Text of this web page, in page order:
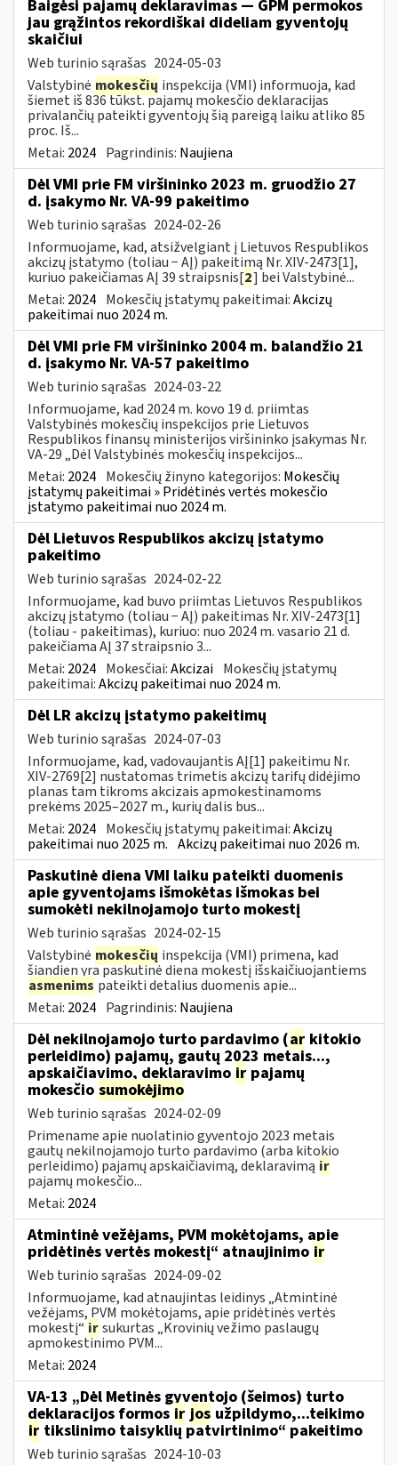
Baigėsi pajamų deklaravimas — GPM permokos
jau grąžintos rekordiškai dideliam gyventojų
skaičiui
Web turinio sąrašas 2024-05-03
Valstybinė mokesčių inspekcija (VMI) informuoja, kad
šiemet iš 836 tūkst. pajamų mokesčio deklaracijas
privalančių pateikti gyventojų šią pareigą laiku atliko 85
proc. Iš...
Metai: 2024 Pagrindinis: Naujiena
Dėl VMI prie FM viršininko 2023 m. gruodžio 27
d. įsakymo Nr. VA-99 pakeitimo
Web turinio sąrašas 2024-02-26
Informuojame, kad, atsižvelgiant į Lietuvos Respublikos
akcizų įstatymo (toliau − AĮ) pakeitimą Nr. XIV-2473[1],
kuriuo pakeičiamas AĮ 39 straipsnis[2] bei Valstybinė...
Metai: 2024 Mokesčių įstatymų pakeitimai:Akcizų
pakeitimai nuo 2024 m.
Dėl VMI prie FM viršininko 2004 m. balandžio 21
d. įsakymo Nr. VA-57 pakeitimo
Web turinio sąrašas 2024-03-22
Informuojame, kad 2024 m. kovo 19 d. priimtas
Valstybinės mokesčių inspekcijos prie Lietuvos
Respublikos finansų ministerijos viršininko įsakymas Nr.
VA-29 „Dėl Valstybinės mokesčių inspekcijos...
Metai: 2024 Mokesčių žinyno kategorijos: Mokesčių
įstatymų pakeitimai » Pridėtinės vertės mokesčio
įstatymo pakeitimai nuo 2024 m.
Dėl Lietuvos Respublikos akcizų įstatymo
pakeitimo
Web turinio sąrašas 2024-02-22
Informuojame, kad buvo priimtas Lietuvos Respublikos
akcizų įstatymo (toliau − AĮ) pakeitimas Nr. XIV-2473[1]
(toliau - pakeitimas), kuriuo: nuo 2024 m. vasario 21 d.
pakeičiama AĮ 37 straipsnio 3...
Metai: 2024 Mokesčiai:Akcizai Mokesčių įstatymų
pakeitimai:Akcizų pakeitimai nuo 2024 m.
Dėl LR akcizų įstatymo pakeitimų
Web turinio sąrašas 2024-07-03
Informuojame, kad, vadovaujantis AĮ[1] pakeitimu Nr.
XIV-2769[2] nustatomas trimetis akcizų tarifų didėjimo
planas tam tikroms akcizais apmokestinamoms
prekėms 2025–2027 m., kurių dalis bus...
Metai: 2024 Mokesčių įstatymų pakeitimai:Akcizų
pakeitimai nuo 2025 m. Akcizų pakeitimai nuo 2026 m.
Paskutinė diena VMI laiku pateikti duomenis
apie gyventojams išmokėtas išmokas bei
sumokėti nekilnojamojo turto mokestį
Web turinio sąrašas 2024-02-15
Valstybinė mokesčių inspekcija (VMI) primena, kad
šiandien yra paskutinė diena mokestį išskaičiuojantiems
asmenims pateikti detalius duomenis apie...
Metai: 2024 Pagrindinis: Naujiena
Dėl nekilnojamojo turto pardavimo (ar kitokio
perleidimo) pajamų, gautų 2023 metais...,
apskaičiavimo, deklaravimo ir pajamų
mokesčio sumokėjimo
Web turinio sąrašas 2024-02-09
Primename apie nuolatinio gyventojo 2023 metais
gautų nekilnojamojo turto pardavimo (arba kitokio
perleidimo) pajamų apskaičiavimą, deklaravimą ir
pajamų mokesčio...
Metai: 2024
Atmintinė vežėjams, PVM mokėtojams, apie
pridėtinės vertės mokestį“ atnaujinimo ir
Web turinio sąrašas 2024-09-02
Informuojame, kad atnaujintas leidinys „Atmintinė
vežėjams, PVM mokėtojams, apie pridėtinės vertės
mokestį“ irsukurtas „Krovinių vežimo paslaugų
apmokestinimo PVM...
Metai: 2024
VA-13 „Dėl Metinės gyventojo (šeimos) turto
deklaracijos formos ir jos užpildymo,...teikimo
ir tikslinimo taisyklių patvirtinimo“ pakeitimo
Web turinio sąrašas 2024-10-03